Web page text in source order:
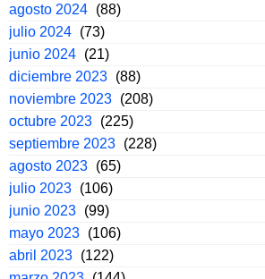
agosto 2024 (88)
julio 2024 (73)
junio 2024 (21)
diciembre 2023 (88)
noviembre 2023 (208)
octubre 2023 (225)
septiembre 2023 (228)
agosto 2023 (65)
julio 2023 (106)
junio 2023 (99)
mayo 2023 (106)
abril 2023 (122)